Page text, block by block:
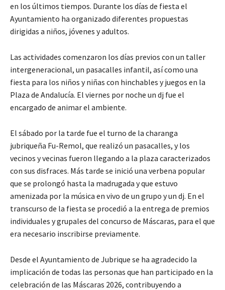
en los últimos tiempos. Durante los días de fiesta el
Ayuntamiento ha organizado diferentes propuestas
dirigidas a niños, jóvenes y adultos.
Las actividades comenzaron los días previos con un taller
intergeneracional, un pasacalles infantil, así como una
fiesta para los niños y niñas con hinchables y juegos en la
Plaza de Andalucía. El viernes por noche un dj fue el
encargado de animar el ambiente.
El sábado por la tarde fue el turno de la charanga
jubriqueña Fu-Remol, que realizó un pasacalles, y los
vecinos y vecinas fueron llegando a la plaza caracterizados
con sus disfraces. Más tarde se inició una verbena popular
que se prolongó hasta la madrugada y que estuvo
amenizada por la música en vivo de un grupo y un dj. En el
transcurso de la fiesta se procedió a la entrega de premios
individuales y grupales del concurso de Máscaras, para el que
era necesario inscribirse previamente.
Desde el Ayuntamiento de Jubrique se ha agradecido la
implicación de todas las personas que han participado en la
celebración de las Máscaras 2026, contribuyendo a